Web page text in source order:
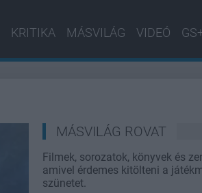
KRITIKA MÁSVILÁG VIDEÓ
MÁSVILÁG ROVAT
Filmek, sorozatok, könyvek és
amivel érdemes kitölteni a
szünetet.